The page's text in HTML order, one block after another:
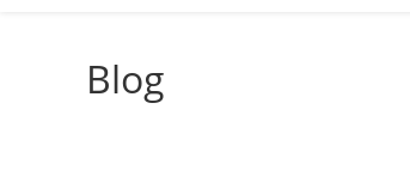
Blog